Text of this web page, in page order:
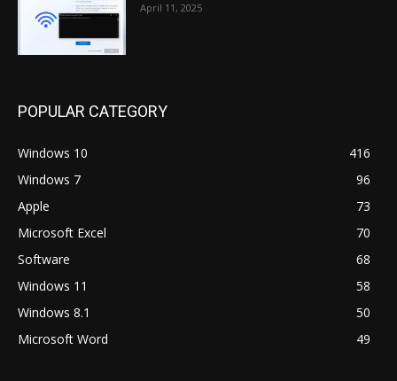
April 11, 2025
POPULAR CATEGORY
Windows 10
416
Windows 7
96
Apple
73
Microsoft Excel
70
Software
68
Windows 11
58
Windows 8.1
50
Microsoft Word
49